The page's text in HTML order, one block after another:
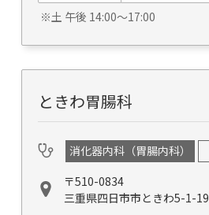
※土 午後 14:00～17:00
ときわ胃腸科
消化器内科（胃腸内科）
〒510-0834
三重県四日市市ときわ5-1-19